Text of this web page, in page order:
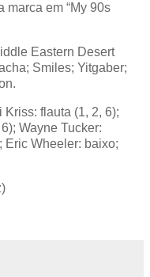
marca em “My 90s
Eastern Desert
Smiles; Yitgaber;
Kriss: flauta (1, 2, 6);
Wayne Tucker:
Eric Wheeler: baixo;